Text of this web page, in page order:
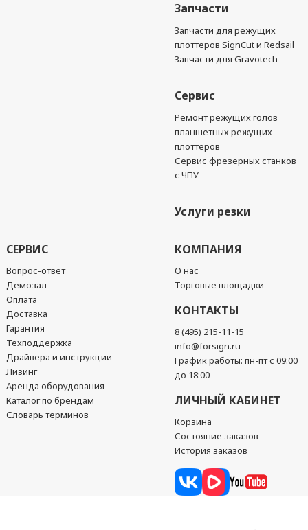
Запчасти
Запчасти для режущих
плоттеров SignCut и Redsail
Запчасти для Gravotech
Сервис
Ремонт режущих голов
планшетных режущих
плоттеров
Сервис фрезерных станков
с ЧПУ
Услуги резки
СЕРВИС
Вопрос-ответ
Демозал
Оплата
Доставка
Гарантия
Техподдержка
Драйвера и инструкции
Лизинг
Аренда оборудования
Каталог по брендам
Словарь терминов
КОМПАНИЯ
О нас
Торговые площадки
КОНТАКТЫ
8 (495) 215-11-15
info@forsign.ru
График работы: пн-пт с 09:00
до 18:00
ЛИЧНЫЙ КАБИНЕТ
Корзина
Состояние заказов
История заказов